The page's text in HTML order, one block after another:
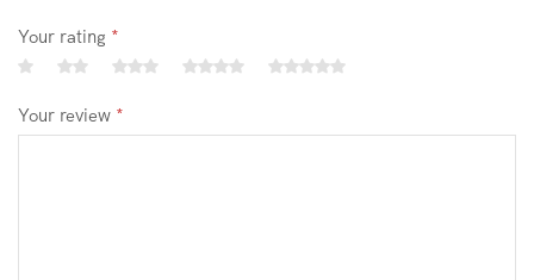
Your rating *
Your review *